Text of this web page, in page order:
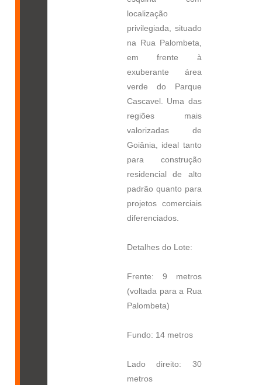
localização
privilegiada, situado
na Rua Palombeta,
em frente à
exuberante área
verde do Parque
Cascavel. Uma das
regiões mais
valorizadas de
Goiânia, ideal tanto
para construção
residencial de alto
padrão quanto para
projetos comerciais
diferenciados.
Detalhes do Lote:
Frente: 9 metros
(voltada para a Rua
Palombeta)
Fundo: 14 metros
Lado direito: 30
metros